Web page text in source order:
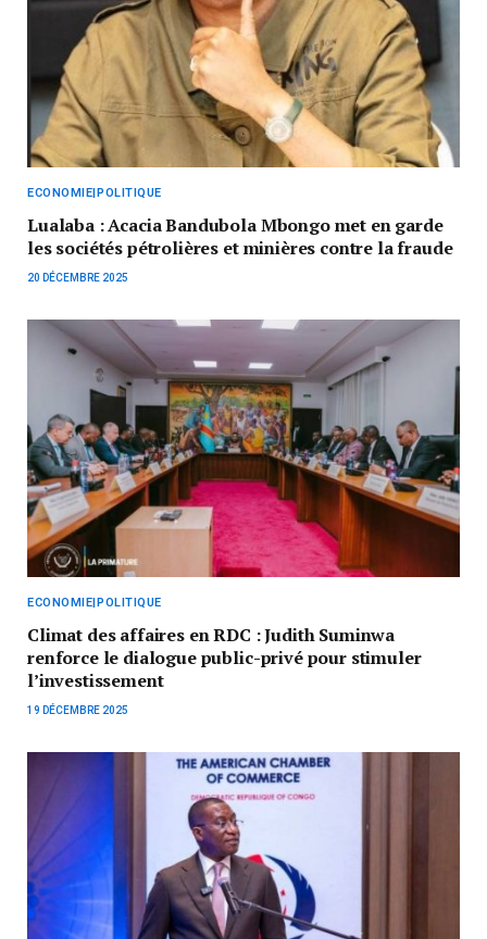
ECONOMIE|POLITIQUE
Lualaba : Acacia Bandubola Mbongo met en garde
les sociétés pétrolières et minières contre la fraude
20 DÉCEMBRE 2025
ECONOMIE|POLITIQUE
Climat des affaires en RDC : Judith Suminwa
renforce le dialogue public-privé pour stimuler
l’investissement
19 DÉCEMBRE 2025